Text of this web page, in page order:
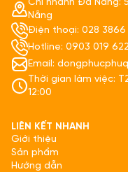
Chi nhánh Đà Nẵng:
Nẵng
Điện thoại: 028 3866
Hotline: 0903 019
Email:
Thời gian làm việc:
12:00
LIÊN KẾT NHANH
Giới thiệu
Sản phẩm
Hướng dẫn